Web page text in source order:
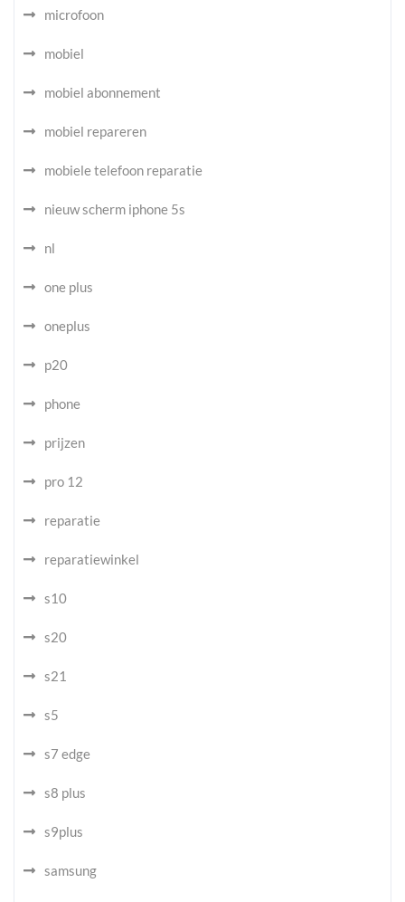
microfoon
mobiel
mobiel abonnement
mobiel repareren
mobiele telefoon reparatie
nieuw scherm iphone 5s
nl
one plus
oneplus
p20
phone
prijzen
pro 12
reparatie
reparatiewinkel
s10
s20
s21
s5
s7 edge
s8 plus
s9plus
samsung